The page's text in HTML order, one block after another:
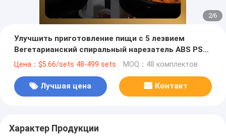
2/6
Улучшить приготовление пищи с 5 лезвием
Вегетарианский спиральный нарезатель ABS PS
TPR 420 из нержавеющей стали
Цена：$5.66/sets 48-499 sets MOQ：48 комплектов
Лучшая цена Контакт
Характер Продукции